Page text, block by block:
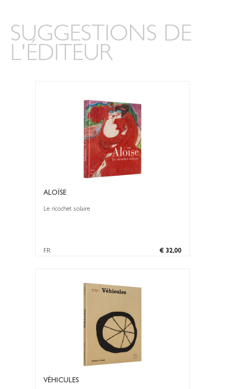
SUGGESTIONS DE
L'ÉDITEUR
ALOÏSE
Le ricochet solaire
€ 32,00
FR
VÉHICULES